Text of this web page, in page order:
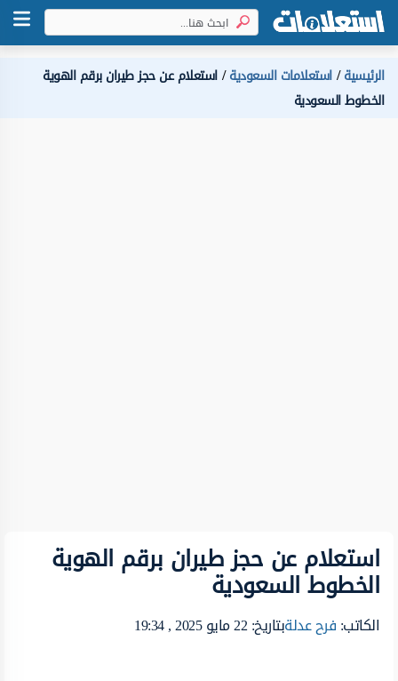
الرئيسية استعلامات السعودية استعلام عن حجز طيران برقم الهوية
الخطوط السعودية
استعلام عن حجز طيران برقم الهوية
الخطوط السعودية
الكاتب:فرح عدلةبتاريخ: 22 مايو 2025 , 19:34